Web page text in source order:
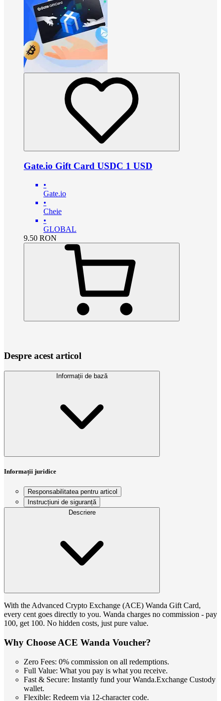
Gate.io Gift Card USDC 1 USD
•
Gate.io
•
Cheie
•
GLOBAL
9.50 RON
Despre acest articol
Informații de bază
Informații juridice
Responsabilitatea pentru articol
Instrucțiuni de siguranță
Descriere
With the Advanced Crypto Exchange (ACE) Wanda Gift Card,
every cent goes directly to you. Wanda charges no commission - pay
100, get 100. No hidden costs, just pure value.
Why Choose ACE Wanda Voucher?
Zero Fees: 0% commission on all redemptions.
Full Value: What you pay is what you receive.
Fast & Secure: Instantly fund your Wanda.Exchange Custody
wallet.
Flexible: Redeem via 12-character code.